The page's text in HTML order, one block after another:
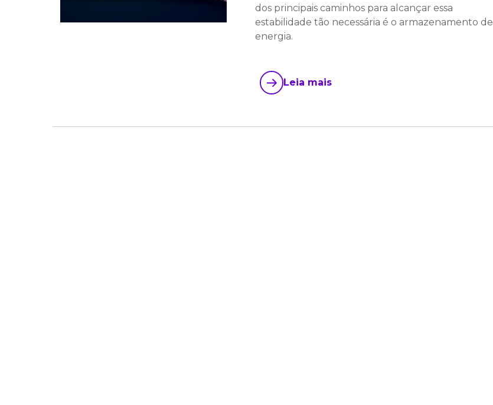
dos principais caminhos para alcançar essa
estabilidade tão necessária é o armazenamento de
energia.
Leia mais